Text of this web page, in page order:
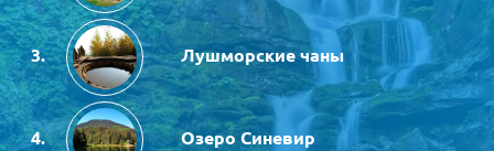
Лушморские чаны
Озеро Синевир